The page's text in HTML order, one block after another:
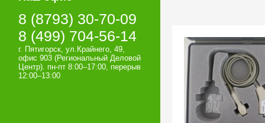
8 (8793) 30-70-09
8 (499) 704-56-14
г. Пятигорск, ул.Крайнего, 49,
офис 903 (Региональный Деловой
Центр). пн-пт 8:00–17:00, перерыв
12:00–13:00